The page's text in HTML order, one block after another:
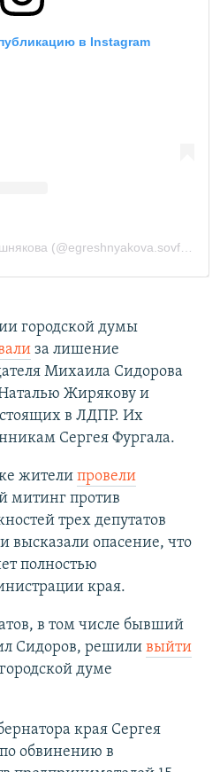
городской думы
за лишение
Михаила Сидорова
Жирякову и
в ЛДПР. Их
Сергея Фургала.
жители провели
митинг против
трех депутатов
высказали опасение, что
полностью
края.
в том числе бывший
Сидоров, решили выйти
думе
края Сергея
обвинению в